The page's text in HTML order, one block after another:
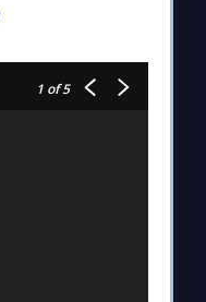
1 of 5